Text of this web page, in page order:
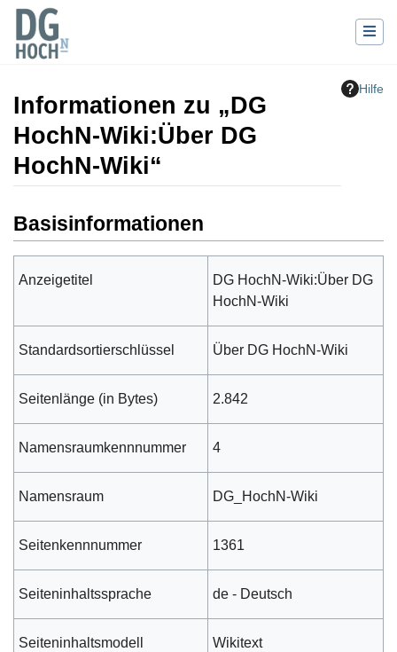
Hilfe
Informationen zu „DG
HochN-Wiki:Über DG
HochN-Wiki“
Basisinformationen
Anzeigetitel
DG HochN-Wiki:Über DG
HochN-Wiki
Standardsortierschlüssel Über DG HochN-Wiki
Seitenlänge (in Bytes) 2.842
Namensraumkennnummer 4
Namensraum DG_HochN-Wiki
Seitenkennnummer 1361
Seiteninhaltssprache de - Deutsch
Seiteninhaltsmodell Wikitext